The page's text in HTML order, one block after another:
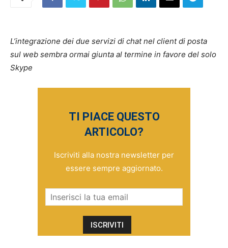
L’integrazione dei due servizi di chat nel client di posta
sul web sembra ormai giunta al termine in favore del solo
Skype
TI PIACE QUESTO
ARTICOLO?
Iscriviti alla nostra newsletter per
essere sempre aggiornato.